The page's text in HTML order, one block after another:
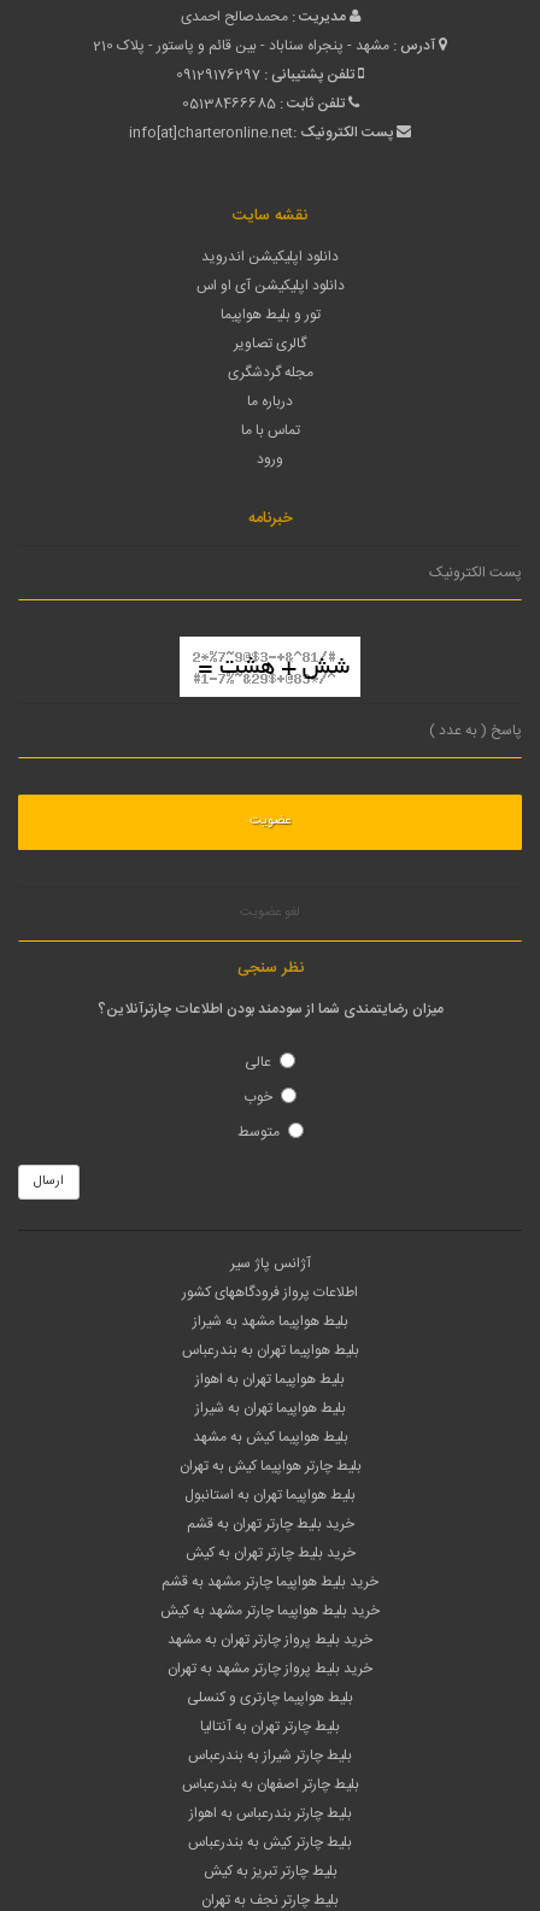
مدیریت : محمدصالح احمدی
آدرس : مشهد - پنجراه سناباد - بین قائم و پاستور - پلاک 210
تلفن پشتیبانی : 09129176297
تلفن ثابت : 05138466685
پست الکترونیک :info[at]charteronline.net
نقشه سایت
دانلود اپلیکیشن اندروید
دانلود اپلیکیشن آی او اس
تور و بلیط هواپیما
گالری تصاویر
مجله گردشگری
درباره ما
تماس با ما
ورود
خبرنامه
لغو عضویت
نظر سنجی
میزان رضایتمندی شما از سودمند بودن اطلاعات چارترآنلاین؟
عالی
خوب
متوسط
ارسال
آژانس پاژ سیر
اطلاعات پرواز فرودگاههای کشور
بلیط هواپیما مشهد به شیراز
بلیط هواپیما تهران به بندرعباس
بلیط هواپیما تهران به اهواز
بلیط هواپیما تهران به شیراز
بلیط هواپیما کیش به مشهد
بلیط چارتر هواپیما کیش به تهران
بلیط هواپیما تهران به استانبول
خرید بلیط چارتر تهران به قشم
خرید بلیط چارتر تهران به کیش
خرید بلیط هواپیما چارتر مشهد به قشم
خرید بلیط هواپیما چارتر مشهد به کیش
خرید بلیط پرواز چارتر تهران به مشهد
خرید بلیط پرواز چارتر مشهد به تهران
بلیط هواپیما چارتری و کنسلی
بلیط چارتر تهران به آنتالیا
بلیط چارتر شیراز به بندرعباس
بلیط چارتر اصفهان به بندرعباس
بلیط چارتر بندرعباس به اهواز
بلیط چارتر کیش به بندرعباس
بلیط چارتر تبریز به کیش
بلیط چارتر نجف به تهران